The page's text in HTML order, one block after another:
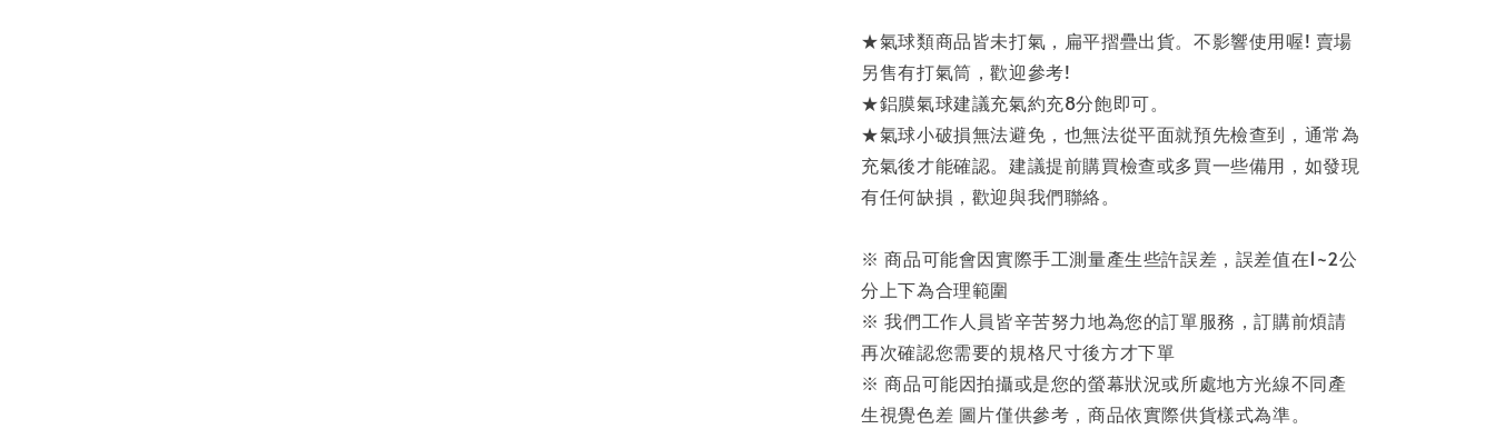
★氣球類商品皆未打氣，扁平摺疊出貨。不影響使用喔! 賣場
另售有打氣筒，歡迎參考!
★鋁膜氣球建議充氣約充8分飽即可。
★氣球小破損無法避免，也無法從平面就預先檢查到，通常為
充氣後才能確認。建議提前購買檢查或多買一些備用，如發現
有任何缺損，歡迎與我們聯絡。
※ 商品可能會因實際手工測量產生些許誤差，誤差值在1~2公
分上下為合理範圍
※ 我們工作人員皆辛苦努力地為您的訂單服務，訂購前煩請
再次確認您需要的規格尺寸後方才下單
※ 商品可能因拍攝或是您的螢幕狀況或所處地方光線不同產
生視覺色差 圖片僅供參考，商品依實際供貨樣式為準。